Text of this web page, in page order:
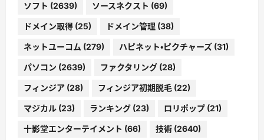
ソフト (2639) ソースネクスト (69)
ドメイン取得 (25) ドメイン管理 (38)
ネットユーコム (279) ハピネット・ピクチャーズ (31)
パソコン (2639) ファクタリング (28)
フィンジア (28) フィンジア初期脱毛 (22)
マジカル (23) ランキング (23) ロリポップ (21)
十影堂エンターテイメント (66) 技術 (2640)